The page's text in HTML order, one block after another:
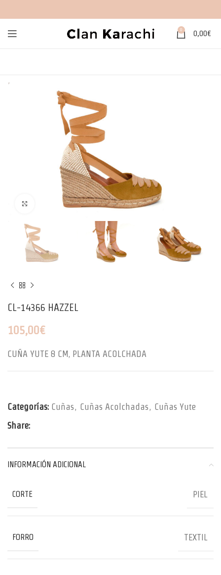
0 0,00€
Click to enlarge
CL-14366 HAZZEL
105,00€
CUÑA YUTE 8 CM, PLANTA ACOLCHADA
Categorías: Cuñas, Cuñas Acolchadas, Cuñas Yute
Share:
INFORMACIÓN ADICIONAL
CORTE PIEL
FORRO TEXTIL